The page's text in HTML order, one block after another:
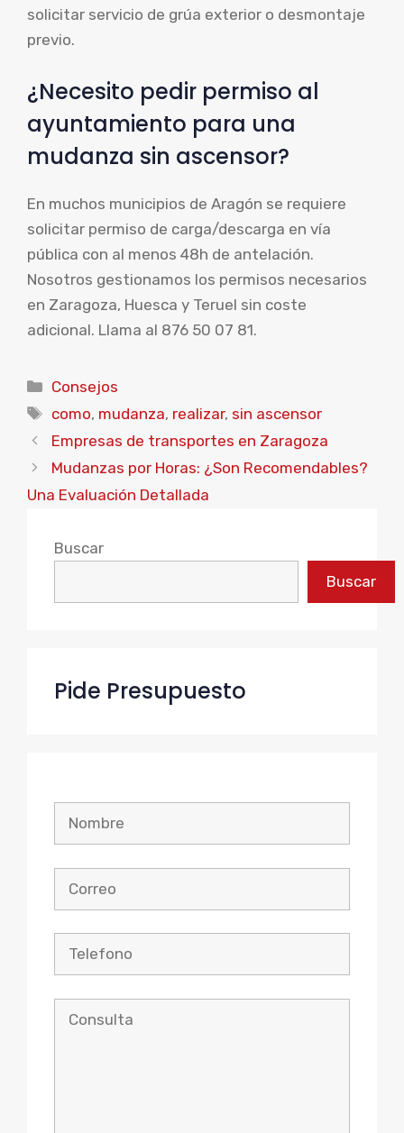
solicitar servicio de grúa exterior o desmontaje
previo.
¿Necesito pedir permiso al
ayuntamiento para una
mudanza sin ascensor?
En muchos municipios de Aragón se requiere
solicitar permiso de carga/descarga en vía
pública con al menos 48h de antelación.
Nosotros gestionamos los permisos necesarios
en Zaragoza, Huesca y Teruel sin coste
adicional. Llama al 876 50 07 81.
Categorías
Consejos
Etiquetas
como, mudanza, realizar, sin ascensor
Empresas de transportes en Zaragoza
Mudanzas por Horas: ¿Son Recomendables?
Una Evaluación Detallada
Buscar
Buscar
Pide Presupuesto